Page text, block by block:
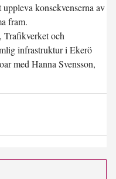
konsekvenserna av
fram.
Trafikverket och
infrastruktur i Ekerö
med Hanna Svensson,